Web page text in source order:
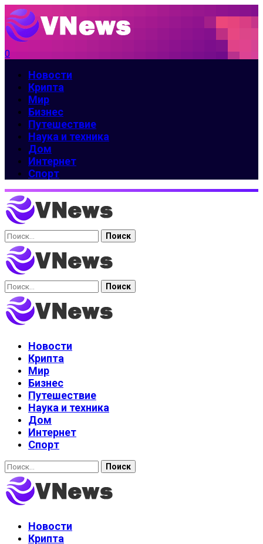
0
Новости
Крипта
Мир
Бизнес
Путешествие
Наука и техника
Дом
Интернет
Спорт
Найти:
Найти:
Новости
Крипта
Мир
Бизнес
Путешествие
Наука и техника
Дом
Интернет
Спорт
Найти:
Новости
Крипта